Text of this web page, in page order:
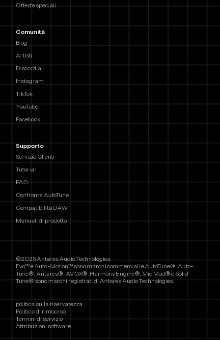
Offerte speciali
Comunità
Blog
Artisti
Discordia
Instagram
TikTok
YouTube
Facebook
Supporto
Servizio Clienti
Tutorial
FAQ
Confronta AutoTune
Compatibilità DAW
Manuali di prodotto
©2026 Antares Audio Technologies.
Evo™ e Auto-Motion™ sono marchi commerciali e AutoTune®, Auto-
Tune®, Antares®, AVOX®, Harmony Engine®, Mic Mod® e Solid-
Tune® sono marchi registrati di Antares Audio Technologies.
politica sulla riservatezza
Politica di rimborso
Termini di servizio
Attribuzioni software